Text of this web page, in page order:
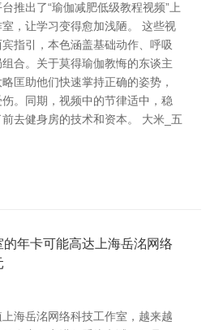
推出了“瑜伽减肥低级教程视频”上
，让学习变得愈加浅陋。 这些视
指引，本色涵盖基础动作、呼吸
合。关于莫得瑜伽教悔的东谈主
匡助他们快速掌持正确的姿势，
。同期，视频中的节律适中，稳
去健身房的技术和资本。 大米_五
年卡可能高达上海岳洺网络
海岳洺网络科技工作室，越来越